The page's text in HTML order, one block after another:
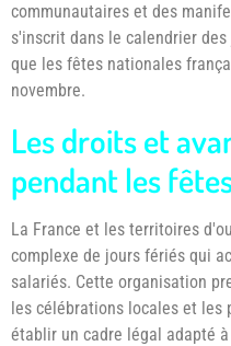
communautaires et des
s'inscrit dans le calendrier
que les fêtes nationales
novembre.
Les droits et
pendant les
La France et les territoires
complexe de jours fériés qui
salariés. Cette organisation
les célébrations locales et
établir un cadre légal adapté